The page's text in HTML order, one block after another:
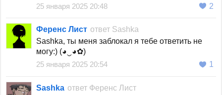
25 января 2025 20:48
2
Ференс Лист ответ Sashka
Sashka, ты меня заблокал я тебе ответить не
могу:) (◕‿◕✿)
25 января 2025 20:54
1
Sashka ответ Ференс Лист